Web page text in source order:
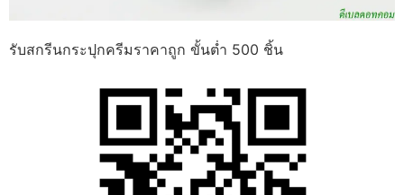
รับสกรีนกระปุกครีมราคาถูก ขั้นต่ำ 500 ชิ้น